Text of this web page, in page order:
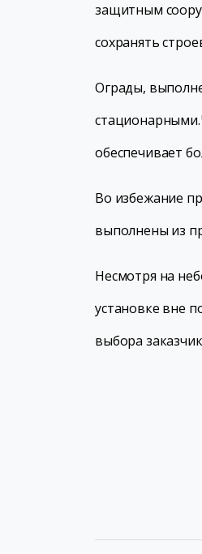
защитным
сохранять
Ограды,
обеспечивает
Во избежание
выполнены из
Несмотря на
установке вне
выбора